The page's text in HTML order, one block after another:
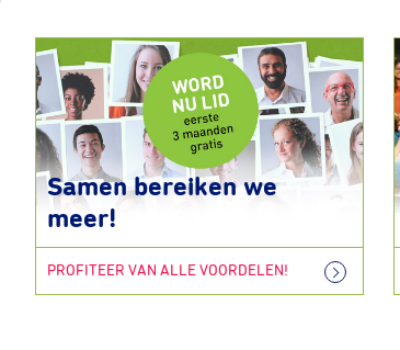
Samen bereiken we
meer!
PROFITEER VAN ALLE VOORDELEN!